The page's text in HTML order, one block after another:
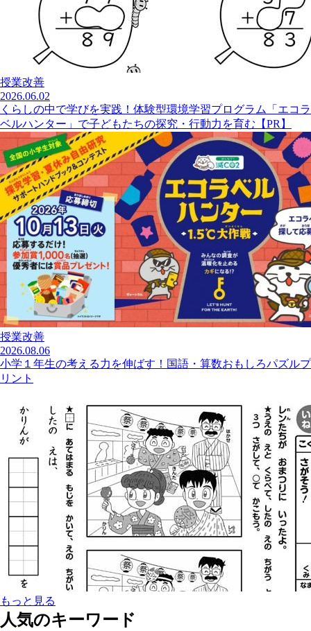
授業改善
2026.06.02
くらしの中で学びを実践！体験型環境学習プログラム「エコラ
ベルハンター」で子どもたちの探究・行動力を育む【PR】
授業改善
2026.08.06
小学１年生の考える力を伸ばす！国語・算数おもしろパズルプ
リント
もっと見る
人気のキーワード